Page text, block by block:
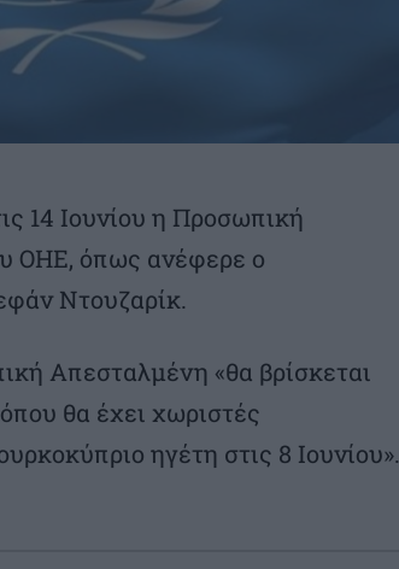
14 Ιουνίου η Προσωπική
ΟΗΕ, όπως ανέφερε ο
Ντουζαρίκ.
Απεσταλμένη «θα βρίσκεται
θα έχει χωριστές
ηγέτη στις 8 Ιουνίου».